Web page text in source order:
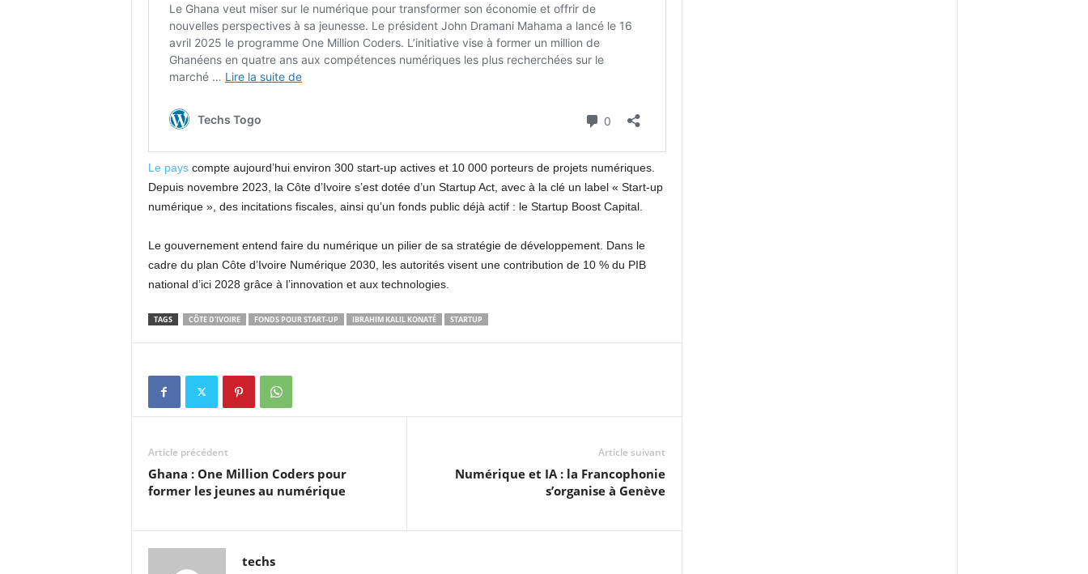
Le payscompte aujourd’hui environ 300 start-up actives et 10 000 porteurs de projets numériques.
Depuis novembre 2023, la Côte d’Ivoire s’est dotée d’un Startup Act, avec à la clé un label « Start-up
numérique », des incitations fiscales, ainsi qu’un fonds public déjà actif : le Startup Boost Capital.
Le gouvernement entend faire du numérique un pilier de sa stratégie de développement. Dans le
cadre du plan Côte d’Ivoire Numérique 2030, les autorités visent une contribution de 10 % du PIB
national d’ici 2028 grâce à l’innovation et aux technologies.
TAGS CÔTE D'IVOIRE FONDS POUR START-UP IBRAHIM KALIL KONATÉ STARTUP
Article précédent
Ghana : One Million Coders pour
former les jeunes au numérique
Article suivant
Numérique et IA : la Francophonie
s’organise à Genève
techs